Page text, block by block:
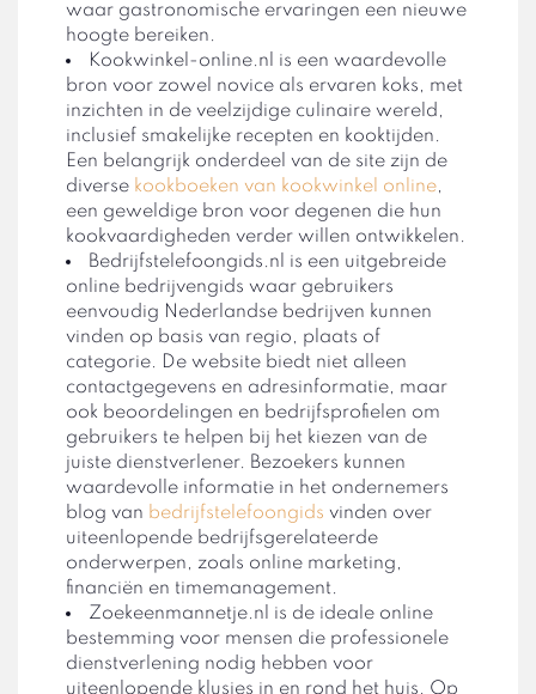
waar gastronomische ervaringen een nieuwe
hoogte bereiken.
Kookwinkel-online.nl is een waardevolle
bron voor zowel novice als ervaren koks, met
inzichten in de veelzijdige culinaire wereld,
inclusief smakelijke recepten en kooktijden.
Een belangrijk onderdeel van de site zijn de
diverse kookboeken van kookwinkel online,
een geweldige bron voor degenen die hun
kookvaardigheden verder willen ontwikkelen.
Bedrijfstelefoongids.nl is een uitgebreide
online bedrijvengids waar gebruikers
eenvoudig Nederlandse bedrijven kunnen
vinden op basis van regio, plaats of
categorie. De website biedt niet alleen
contactgegevens en adresinformatie, maar
ook beoordelingen en bedrijfsprofielen om
gebruikers te helpen bij het kiezen van de
juiste dienstverlener. Bezoekers kunnen
waardevolle informatie in het ondernemers
blog van bedrijfstelefoongids vinden over
uiteenlopende bedrijfsgerelateerde
onderwerpen, zoals online marketing,
financiën en timemanagement.
Zoekeenmannetje.nl is de ideale online
bestemming voor mensen die professionele
dienstverlening nodig hebben voor
uiteenlopende klusjes in en rond het huis. Op